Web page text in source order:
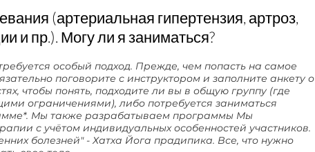
(артериальная гипертензия, артроз,
и пр.). Могу ли я заниматься?
особый подход. Прежде, чем попасть на самое
поговорите с инструктором и заполните анкету о
чтобы понять, подходите ли вы в общую группу (где
ограничениями), либо потребуется заниматься
Мы также разрабатываем программы Мы
с учётом индивидуальных особенностей участников.
болезней" - Хатха Йога прадипика. Все, что нужно